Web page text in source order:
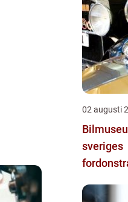
02 augusti
sveriges